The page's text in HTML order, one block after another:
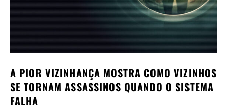
A PIOR VIZINHANÇA MOSTRA COMO VIZINHOS
SE TORNAM ASSASSINOS QUANDO O SISTEMA
FALHA